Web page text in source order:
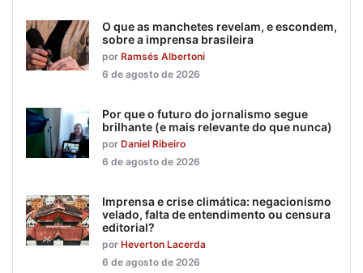
O que as manchetes revelam, e escondem,
sobre a imprensa brasileira
por Ramsés Albertoni
6 de agosto de 2026
Por que o futuro do jornalismo segue
brilhante (e mais relevante do que nunca)
por Daniel Ribeiro
6 de agosto de 2026
Imprensa e crise climática: negacionismo
velado, falta de entendimento ou censura
editorial?
por Heverton Lacerda
6 de agosto de 2026